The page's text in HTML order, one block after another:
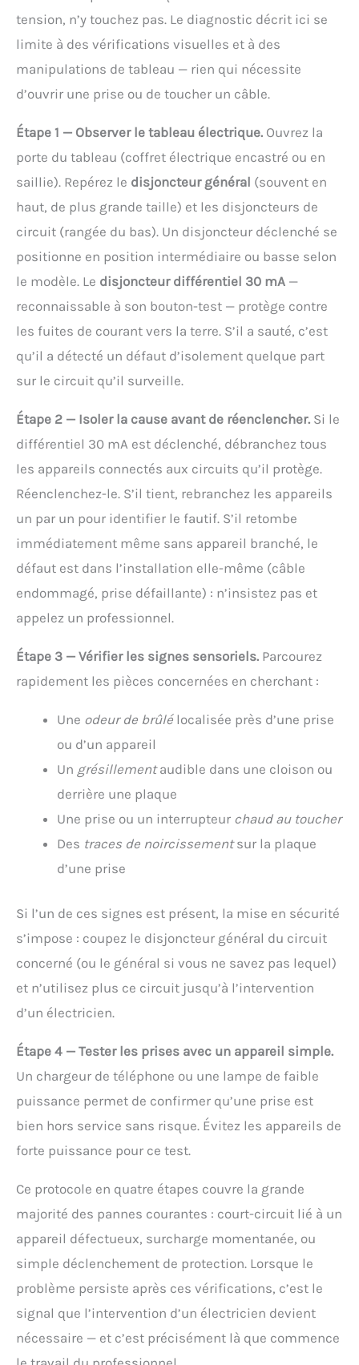
tension, n’y touchez pas. Le diagnostic décrit ici se
limite à des vérifications visuelles et à des
manipulations de tableau — rien qui nécessite
d’ouvrir une prise ou de toucher un câble.
Étape 1 — Observer le tableau électrique. Ouvrez la
porte du tableau (coffret électrique encastré ou en
saillie). Repérez le disjoncteur général (souvent en
haut, de plus grande taille) et les disjoncteurs de
circuit (rangée du bas). Un disjoncteur déclenché se
positionne en position intermédiaire ou basse selon
le modèle. Le disjoncteur différentiel 30 mA —
reconnaissable à son bouton-test — protège contre
les fuites de courant vers la terre. S’il a sauté, c’est
qu’il a détecté un défaut d’isolement quelque part
sur le circuit qu’il surveille.
Étape 2 — Isoler la cause avant de réenclencher. Si le
différentiel 30 mA est déclenché, débranchez tous
les appareils connectés aux circuits qu’il protège.
Réenclenchez-le. S’il tient, rebranchez les appareils
un par un pour identifier le fautif. S’il retombe
immédiatement même sans appareil branché, le
défaut est dans l’installation elle-même (câble
endommagé, prise défaillante) : n’insistez pas et
appelez un professionnel.
Étape 3 — Vérifier les signes sensoriels. Parcourez
rapidement les pièces concernées en cherchant :
Une odeur de brûlélocalisée près d’une prise
ou d’un appareil
Un grésillementaudible dans une cloison ou
derrière une plaque
Une prise ou un interrupteur chaud au toucher
Des traces de noircissementsur la plaque
d’une prise
Si l’un de ces signes est présent, la mise en sécurité
s’impose : coupez le disjoncteur général du circuit
concerné (ou le général si vous ne savez pas lequel)
et n’utilisez plus ce circuit jusqu’à l’intervention
d’un électricien.
Étape 4 — Tester les prises avec un appareil simple.
Un chargeur de téléphone ou une lampe de faible
puissance permet de confirmer qu’une prise est
bien hors service sans risque. Évitez les appareils de
forte puissance pour ce test.
Ce protocole en quatre étapes couvre la grande
majorité des pannes courantes : court-circuit lié à un
appareil défectueux, surcharge momentanée, ou
simple déclenchement de protection. Lorsque le
problème persiste après ces vérifications, c’est le
signal que l’intervention d’un électricien devient
nécessaire — et c’est précisément là que commence